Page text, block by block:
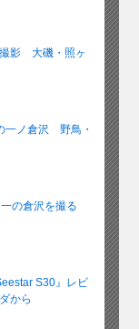
影 大磯・照ヶ
一ノ倉沢 野鳥・
一の倉沢を撮る
S30』レビ
から